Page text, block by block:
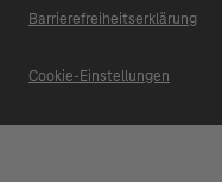
Barrierefreiheitserklärung
Cookie-Einstellungen